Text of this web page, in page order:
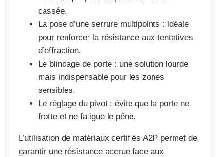
cassée.
La pose d’une serrure multipoints : idéale
pour renforcer la résistance aux tentatives
d’effraction.
Le blindage de porte : une solution lourde
mais indispensable pour les zones
sensibles.
Le réglage du pivot : évite que la porte ne
frotte et ne fatigue le pêne.
L’utilisation de matériaux certifiés A2P permet de
garantir une résistance accrue face aux